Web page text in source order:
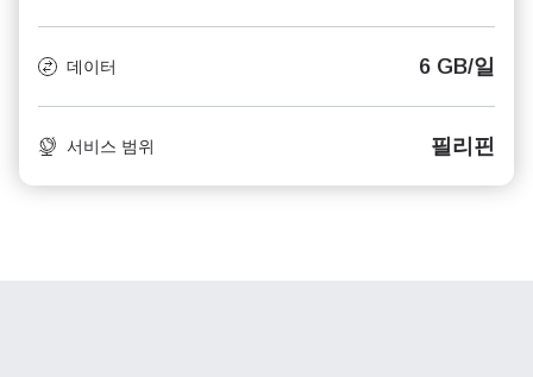
데이터 6 GB/일
서비스 범위 필리핀